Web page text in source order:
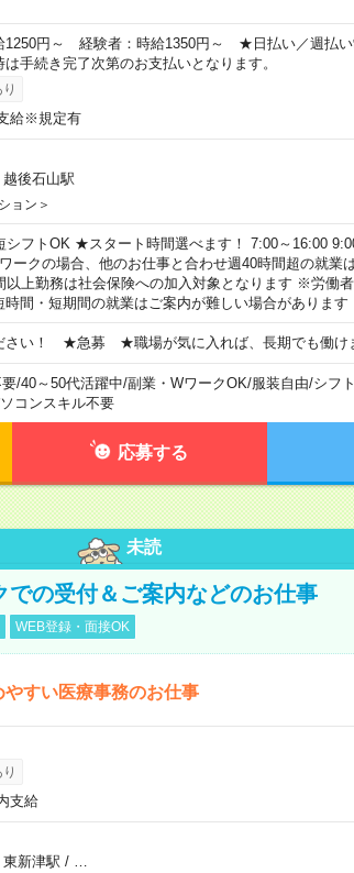
1250円～ 経験者：時給1350円～ ★日払い／週払い
手続き完了次第のお支払いとなります。
給※規定有
越後石山駅
ョン＞
フトOK ★スタート時間選べます！ 7:00～16:00
ークの場合、他のお仕事と合わせ週40時間超の就業
以上勤務は社会保険への加入対象となります ※労働
時間・短期間の就業はご案内が難しい場合があります
さい！ ★急募 ★職場が気に入れば、長期でも働け
/40～50代活躍中/副業・WワークOK/服装自由/シフ
コンスキル不要
応募する
未読
での受付＆ご案内などのお仕事
WEB登録・面接OK
すい医療事務のお仕事
支給
東新津駅 /